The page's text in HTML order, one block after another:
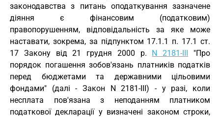
законодавства з питань оподаткування зазначене
діяння є фінансовим (податковим)
правопорушенням, відповідальність за яке може
наставати, зокрема, за підпунктом 17.1.1 п. 17.1 ст.
17 Закону від 21 грудня 2000 р. N 2181-III "Про
порядок погашення зобов'язань платників податків
перед бюджетами та державними цільовими
фондами" (далі - Закон N 2181-III) - у разі, коли
несплата пов'язана з неподанням платником
податкової декларації у визначені законом строки,